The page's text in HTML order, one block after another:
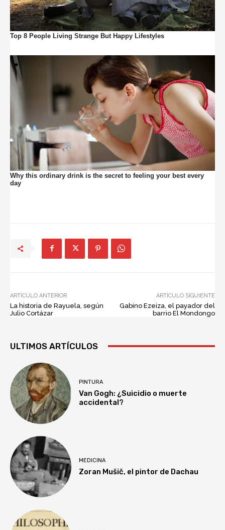
ARTÍCULO ANTERIOR
La historia de Rayuela, según
Julio Cortázar
ARTÍCULO SIGUIENTE
Gabino Ezeiza, el payador del
barrio El Mondongo
ULTIMOS ARTÍCULOS
PINTURA
Van Gogh: ¿Suicidio o muerte
accidental?
MEDICINA
Zoran Mušič, el pintor de Dachau